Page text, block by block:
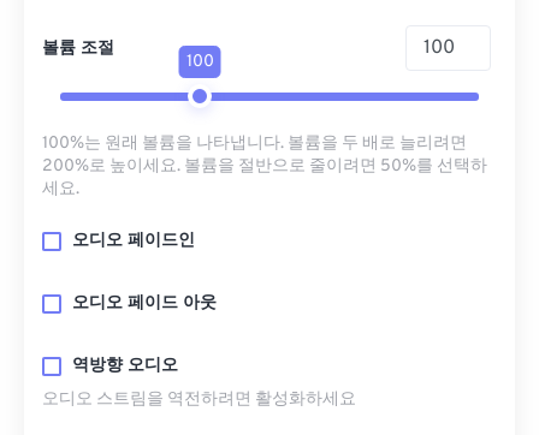
볼륨 조절
100
100%는 원래 볼륨을 나타냅니다. 볼륨을 두 배로 늘리려면
200%로 높이세요. 볼륨을 절반으로 줄이려면 50%를 선택하
세요.
오디오 페이드인
오디오 페이드 아웃
역방향 오디오
오디오 스트림을 역전하려면 활성화하세요